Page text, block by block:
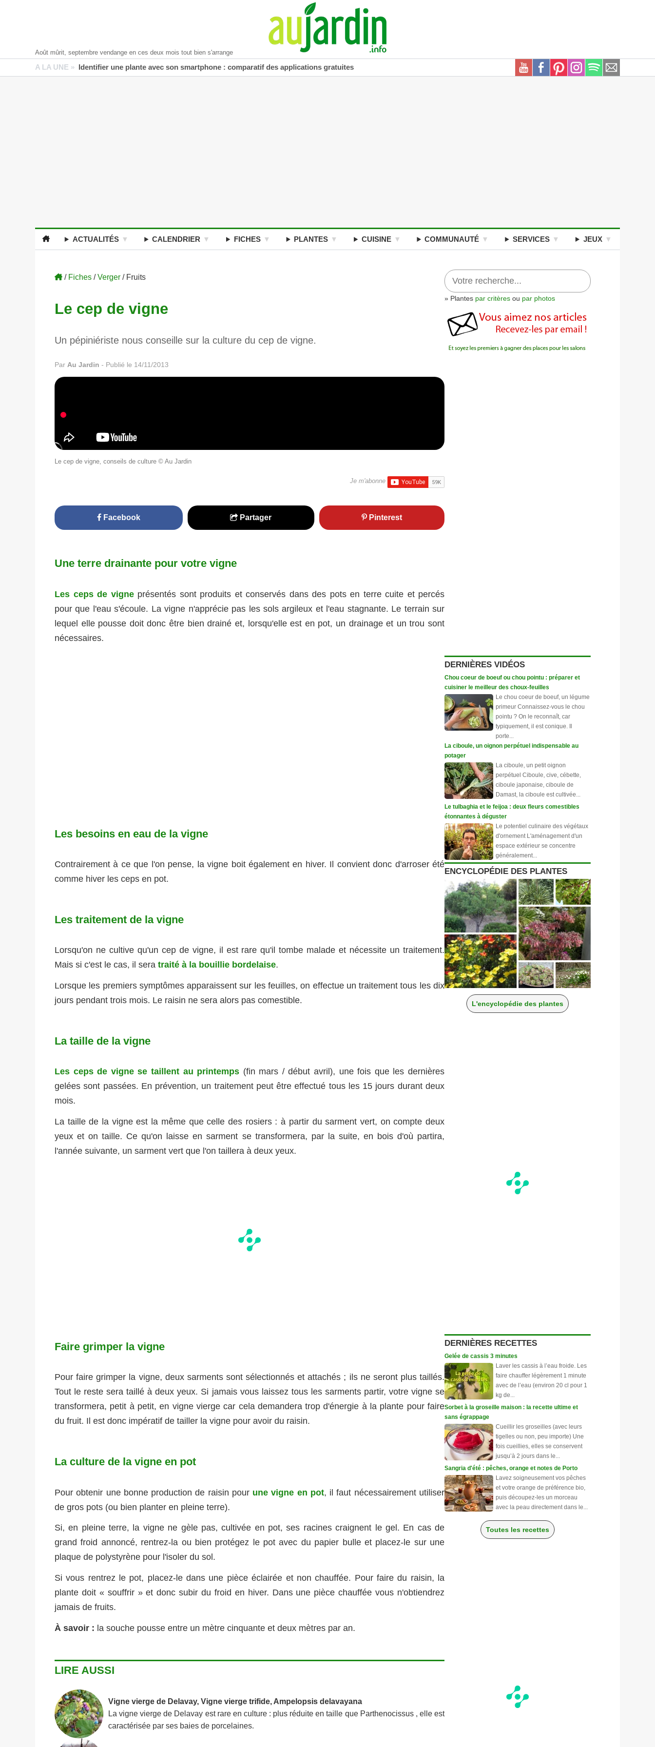
Août mûrit, septembre vendange en ces deux mois tout bien s'arrange
A LA UNE » Identifier une plante avec son smartphone : comparatif des applications gratuites
ACTUALITÉS CALENDRIER FICHES PLANTES CUISINE COMMUNAUTÉ SERVICES JEUX
/ Fiches /Verger / Fruits
Le cep de vigne
Un pépiniériste nous conseille sur la culture du cep de vigne.
Par Au Jardin - Publié le 14/11/2013
Le cep de vigne, conseils de culture © Au Jardin
Je m'abonne
Facebook Partager Pinterest
Une terre drainante pour votre vigne
Les ceps de vigneprésentés sont produits et conservés dans des pots en terre cuite et percés
pour que l'eau s'écoule. La vigne n'apprécie pas les sols argileux et l'eau stagnante. Le terrain sur
lequel elle pousse doit donc être bien drainé et, lorsqu'elle est en pot, un drainage et un trou sont
nécessaires.
Les besoins en eau de la vigne
Contrairement à ce que l'on pense, la vigne boit également en hiver. Il convient donc d'arroser été
comme hiver les ceps en pot.
Les traitement de la vigne
Lorsqu'on ne cultive qu'un cep de vigne, il est rare qu'il tombe malade et nécessite un traitement.
Mais si c'est le cas, il sera traité à la bouillie bordelaise.
Lorsque les premiers symptômes apparaissent sur les feuilles, on effectue un traitement tous les dix
jours pendant trois mois. Le raisin ne sera alors pas comestible.
La taille de la vigne
Les ceps de vigne se taillent au printemps (fin mars / début avril), une fois que les dernières
gelées sont passées. En prévention, un traitement peut être effectué tous les 15 jours durant deux
mois.
La taille de la vigne est la même que celle des rosiers : à partir du sarment vert, on compte deux
yeux et on taille. Ce qu'on laisse en sarment se transformera, par la suite, en bois d'où partira,
l'année suivante, un sarment vert que l'on taillera à deux yeux.
Faire grimper la vigne
Pour faire grimper la vigne, deux sarments sont sélectionnés et attachés ; ils ne seront plus taillés.
Tout le reste sera taillé à deux yeux. Si jamais vous laissez tous les sarments partir, votre vigne se
transformera, petit à petit, en vigne vierge car cela demandera trop d'énergie à la plante pour faire
du fruit. Il est donc impératif de tailler la vigne pour avoir du raisin.
La culture de la vigne en pot
Pour obtenir une bonne production de raisin pour une vigne en pot, il faut nécessairement utiliser
de gros pots (ou bien planter en pleine terre).
Si, en pleine terre, la vigne ne gèle pas, cultivée en pot, ses racines craignent le gel. En cas de
grand froid annoncé, rentrez-la ou bien protégez le pot avec du papier bulle et placez-le sur une
plaque de polystyrène pour l'isoler du sol.
Si vous rentrez le pot, placez-le dans une pièce éclairée et non chauffée. Pour faire du raisin, la
plante doit « souffrir » et donc subir du froid en hiver. Dans une pièce chauffée vous n'obtiendrez
jamais de fruits.
À savoir : la souche pousse entre un mètre cinquante et deux mètres par an.
LIRE AUSSI
Vigne vierge de Delavay, Vigne vierge trifide, Ampelopsis delavayana
La vigne vierge de Delavay est rare en culture : plus réduite en taille que Parthenocissus , elle est
caractérisée par ses baies de porcelaines.
» Plantes par critères ou par photos
DERNIÈRES VIDÉOS
Chou coeur de boeuf ou chou pointu : préparer et
cuisiner le meilleur des choux-feuilles
Le chou coeur de boeuf, un légume
primeur Connaissez-vous le chou
pointu ? On le reconnaît, car
typiquement, il est conique. Il
porte...
La ciboule, un oignon perpétuel indispensable au
potager
La ciboule, un petit oignon
perpétuel Ciboule, cive, cébette,
ciboule japonaise, ciboule de
Damast, la ciboule est cultivée...
Le tulbaghia et le feijoa : deux fleurs comestibles
étonnantes à déguster
Le potentiel culinaire des végétaux
d'ornement L'aménagement d'un
espace extérieur se concentre
généralement...
ENCYCLOPÉDIE DES PLANTES
L'encyclopédie des plantes
DERNIÈRES RECETTES
Gelée de cassis 3 minutes
Laver les cassis à l’eau froide. Les
faire chauffer légèrement 1 minute
avec de l’eau (environ 20 cl pour 1
kg de...
Sorbet à la groseille maison : la recette ultime et
sans égrappage
Cueillir les groseilles (avec leurs
tigelles ou non, peu importe) Une
fois cueillies, elles se conservent
jusqu’à 2 jours dans le...
Sangria d'été : pêches, orange et notes de Porto
Lavez soigneusement vos pêches
et votre orange de préférence bio,
puis découpez-les un morceau
avec la peau directement dans le...
Toutes les recettes